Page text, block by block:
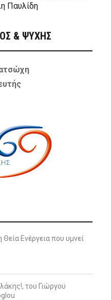
Παυλίδη
& ΨΥΧΗΣ
Ενέργεια που υμνεί
του Γιώργου